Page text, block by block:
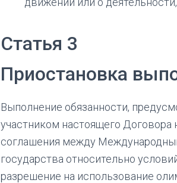
Статья 3
Приостановка
Выполнение обязанности,
участником настоящего Договора
соглашения между
государства относительно
разрешение на использование